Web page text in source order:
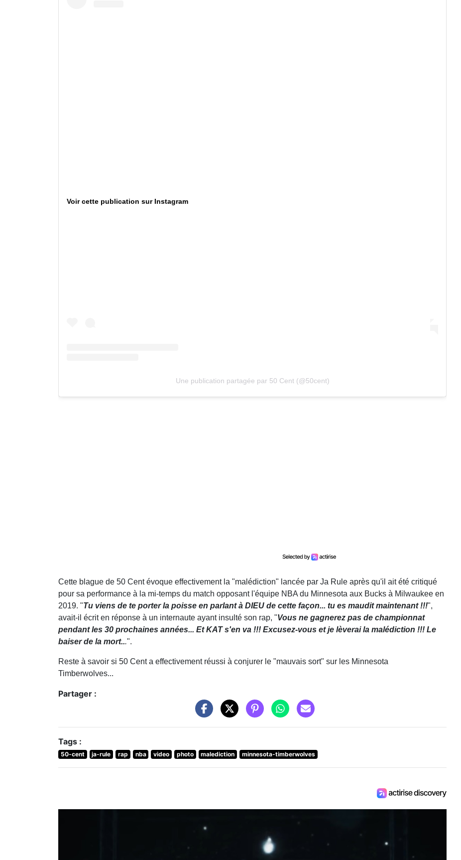
Voir cette publication sur Instagram
Une publication partagée par 50 Cent (@50cent)
Cette blague de 50 Cent évoque effectivement la "malédiction" lancée par Ja Rule après qu'il ait été critiqué
pour sa performance à la mi-temps du match opposant l'équipe NBA du Minnesota aux Bucks à Milwaukee en
2019. "Tu viens de te porter la poisse en parlant à DIEU de cette façon... tu es maudit maintenant !!!",
avait-il écrit en réponse à un internaute ayant insulté son rap, "Vous ne gagnerez pas de championnat
pendant les 30 prochaines années... Et KAT s'en va !!! Excusez-vous et je lèverai la malédiction !!! Le
baiser de la mort...".
Reste à savoir si 50 Cent a effectivement réussi à conjurer le "mauvais sort" sur les Minnesota
Timberwolves...
Partager :
Tags :
50-cent ja-rule rap nba video photo malediction minnesota-timberwolves